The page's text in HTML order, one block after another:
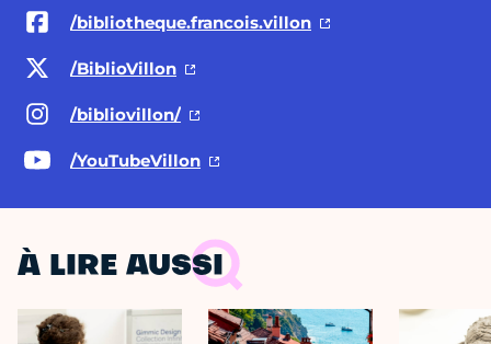
/bibliotheque.francois.villon
/BiblioVillon
/bibliovillon/
/YouTubeVillon
À LIRE AUSSI